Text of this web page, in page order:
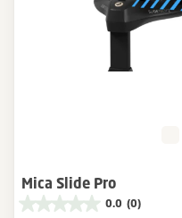
Mica Slide Pro
0.0 (0)